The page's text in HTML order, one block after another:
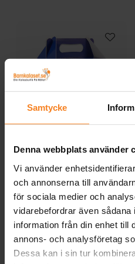
Samtycke
Denna webbplats använder
Vi använder
och annonserna till
för sociala medier och
vidarebefordrar även sådana
information från din enhet till
annons- och analysföretag
Dessa kan i sin tur
9,00 kr
KÖP
Andra